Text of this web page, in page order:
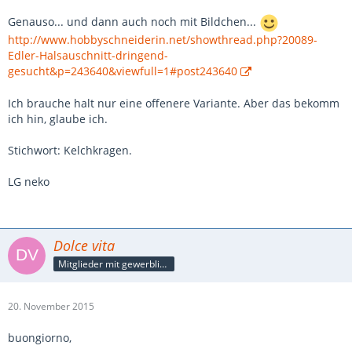
Genauso... und dann auch noch mit Bildchen...
http://www.hobbyschneiderin.net/showthread.php?20089-
Edler-Halsauschnitt-dringend-
gesucht&p=243640&viewfull=1#post243640
Ich brauche halt nur eine offenere Variante. Aber das bekomm
ich hin, glaube ich.
Stichwort: Kelchkragen.
LG neko
Dolce vita
Mitglieder mit gewerblicher Verbindung, auch als Mitarbeiter/in
20. November 2015
buongiorno,